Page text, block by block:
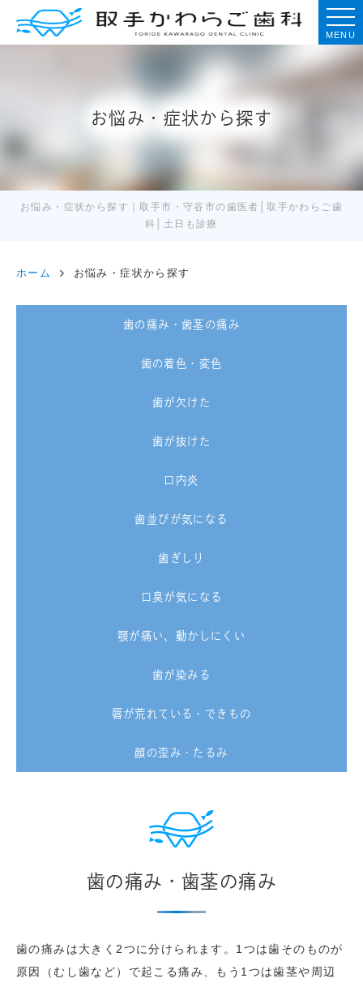
MENU
お悩み・症状から探す
お悩み・症状から探す｜取手市・守谷市の歯医者│取手かわらご歯
科│土日も診療
ホーム お悩み・症状から探す
歯の痛み・歯茎の痛み
歯の着色・変色
歯が欠けた
歯が抜けた
口内炎
歯並びが気になる
歯ぎしり
口臭が気になる
顎が痛い、動かしにくい
歯が染みる
唇が荒れている・できもの
顔の歪み・たるみ
歯の痛み・歯茎の痛み
歯の痛みは大きく2つに分けられます。1つは歯そのものが
原因（むし歯など）で起こる痛み、もう1つは歯茎や周辺